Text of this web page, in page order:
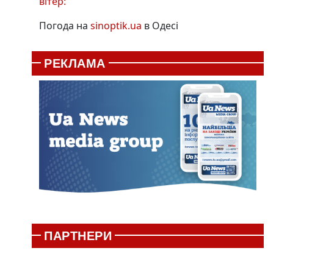
Погода на sinoptik.ua в Одесі
РЕКЛАМА
ПАРТНЕРИ